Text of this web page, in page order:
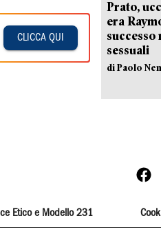
CLICCA QUI
Prato,
era
successo
sessuali
di Paolo
Etico e Modello 231